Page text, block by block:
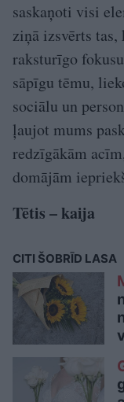
saskaņoti visi
ziņā izsvērts
raksturīgo
sāpīgu tēmu,
sociālu un
ļaujot mums
redzīgākām
domājām
Tētis – kaija
CITI ŠOBRĪD LASA